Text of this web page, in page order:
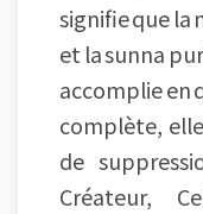
signifie que la
et la sunna
accomplie en
complète,
de
Créateur,